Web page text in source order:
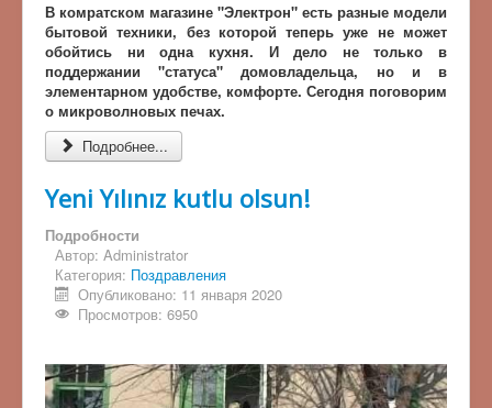
В комратском магазине "Электрон" есть разные модели
бытовой техники, без которой теперь уже не может
обойтись ни одна кухня. И дело не только в
поддержании "статуса" домовладельца, но и в
элементарном удобстве, комфорте. Сегодня поговорим
о микроволновых печах.
Подробнее...
Yeni Yılınız kutlu olsun!
Подробности
Автор: Administrator
Категория: Поздравления
Опубликовано: 11 января 2020
Просмотров: 6950